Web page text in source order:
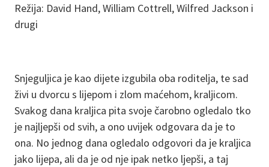
Režija: David Hand, William Cottrell, Wilfred Jackson i
drugi
Snjeguljica je kao dijete izgubila oba roditelja, te sad
živi u dvorcu s lijepom i zlom maćehom, kraljicom.
Svakog dana kraljica pita svoje čarobno ogledalo tko
je najljepši od svih, a ono uvijek odgovara da je to
ona. No jednog dana ogledalo odgovori da je kraljica
jako lijepa, ali da je od nje ipak netko ljepši, a taj